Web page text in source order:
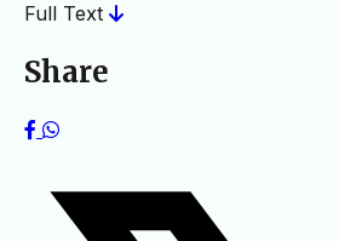
Full Text
Share